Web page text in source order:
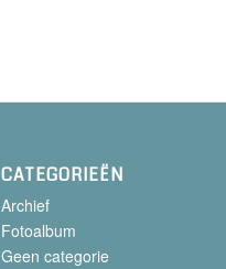
CATEGORIEËN
Archief
Fotoalbum
Geen categorie